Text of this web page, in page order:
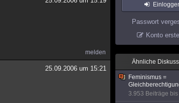
melden
25.09.2006 um 15:21
Passwort
Konto
Ähnliche
Feminismus =
3.953 Beiträge